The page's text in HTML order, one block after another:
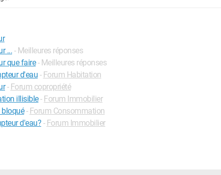
... - Meilleures réponses
que faire - Meilleures réponses
d'eau - Forum Habitation
- Forum copropriété
illisible- Forum Immobilier
- Forum Consommation
d'eau? - Forum Immobilier